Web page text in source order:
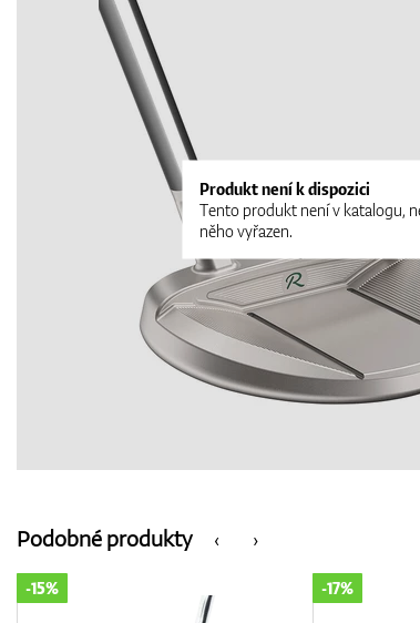
Produkt není k dispozici
Tento produkt není v katalogu,
něho vyřazen.
‹
Podobné produkty ›
-17% -16%